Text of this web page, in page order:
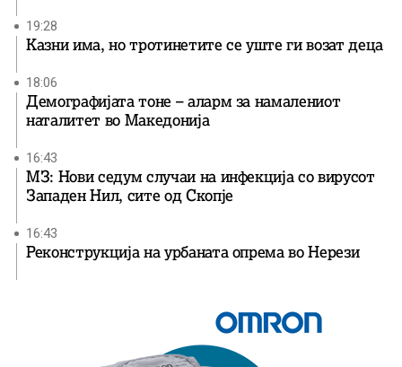
19:28
Казни има, но тротинетите се уште ги возат деца
18:06
Демографијата тоне – аларм за намалениот
наталитет во Македонија
16:43
МЗ: Нови седум случаи на инфекција со вирусот
Западен Нил, сите од Скопје
16:43
Реконструкција на урбаната опрема во Нерези